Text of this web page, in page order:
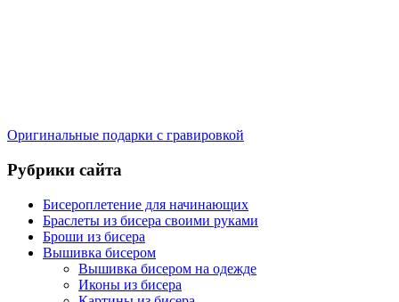
Оригинальные подарки с гравировкой
Рубрики сайта
Бисероплетение для начинающих
Браслеты из бисера своими руками
Броши из бисера
Вышивка бисером
Вышивка бисером на одежде
Иконы из бисера